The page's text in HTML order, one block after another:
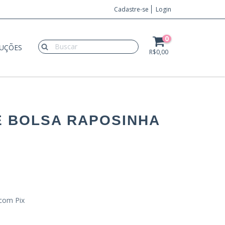
Cadastre-se Login
0
R$0,00
BOLSA RAPOSINHA
Pix